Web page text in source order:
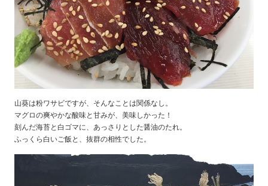
山葵は粉ワサビですが、そんなことは関係なし。
マグロの爽やかな酸味と甘みが、美味しかった！
刻んだ海苔と白ゴマに、あっさりとした醤油のたれ。
ふっくら白いご飯と、抜群の相性でした。